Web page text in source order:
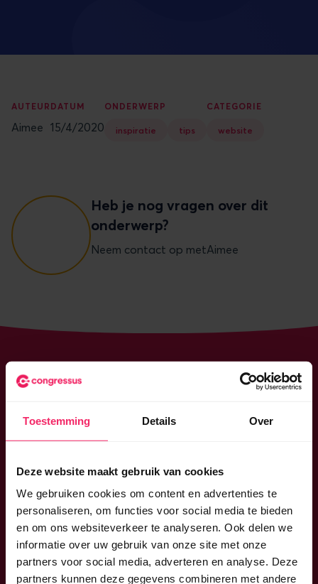
Toestemming Details Over
Deze website maakt gebruik van cookies
We gebruiken cookies om content en advertenties te
personaliseren, om functies voor social media te bieden
en om ons websiteverkeer te analyseren. Ook delen we
informatie over uw gebruik van onze site met onze
partners voor social media, adverteren en analyse. Deze
partners kunnen deze gegevens combineren met andere
AUTEUR
Aimee
DATUM
15/4/2020
ONDERWERP
inspiratie tips
CATEGORIE
website
Heb je nog vragen over dit
onderwerp?
Neem contact op metAimee